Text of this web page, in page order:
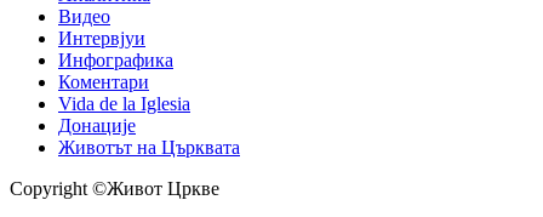
Видео
Интервјуи
Инфографика
Коментари
Vida de la Iglesia
Донације
Животът на Църквата
Copyright ©Живот Цркве